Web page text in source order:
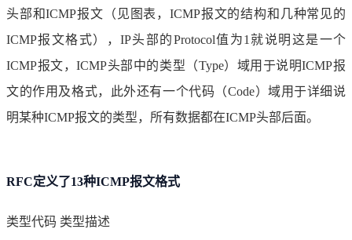
头部和ICMP报文（见图表，ICMP报文的结构和几种常见的
ICMP报文格式），IP头部的Protocol值为1就说明这是一个
ICMP报文，ICMP头部中的类型（Type）域用于说明ICMP报
文的作用及格式，此外还有一个代码（Code）域用于详细说
明某种ICMP报文的类型，所有数据都在ICMP头部后面。
RFC定义了13种ICMP报文格式
类型代码 类型描述